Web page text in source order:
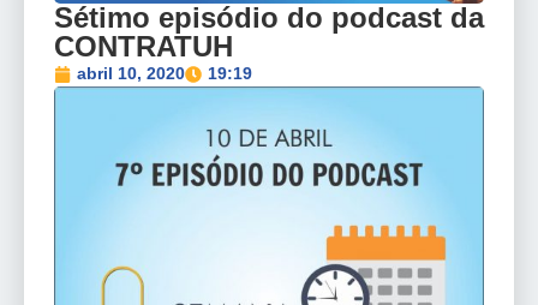
Sétimo episódio do podcast da
CONTRATUH
abril 10, 2020 19:19